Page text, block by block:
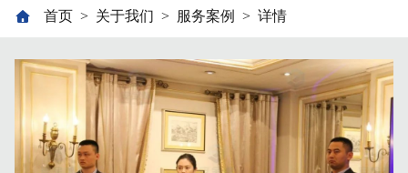
首页 > 关于我们 > 服务案例 > 详情